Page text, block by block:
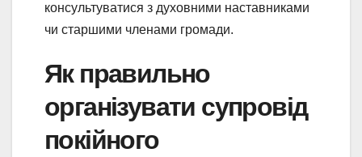
консультуватися з духовними наставниками
чи старшими членами громади.
Як правильно
організувати супровід
покійного